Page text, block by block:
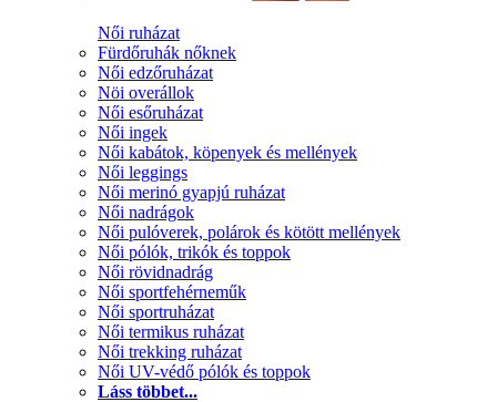
Női ruházat
Fürdőruhák nőknek
Női edzőruházat
Nöi overállok
Női esőruházat
Női ingek
Női kabátok, köpenyek és mellények
Női leggings
Női merinó gyapjú ruházat
Női nadrágok
Női pulóverek, polárok és kötött mellények
Női pólók, trikók és toppok
Női rövidnadrág
Női sportfehérneműk
Női sportruházat
Női termikus ruházat
Női trekking ruházat
Női UV-védő pólók és toppok
Láss többet...